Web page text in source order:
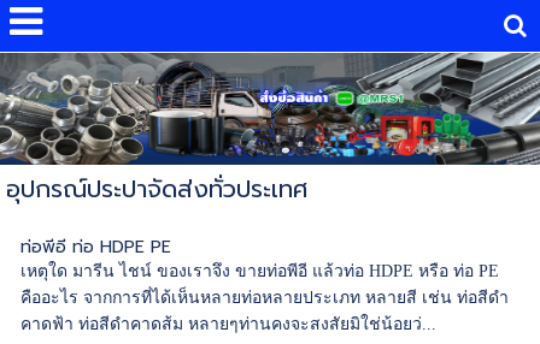
อุปกรณ์ประปาจัดส่งทั่วประเทศ
ท่อพีอี ท่อ HDPE PE
เหตุใด มารีน ไชน์ ของเราจึง ขายท่อพีอี แล้วท่อ HDPE หรือ ท่อ PE
คืออะไร จากการที่ได้เห็นหลายท่อหลายประเภท หลายสี เช่น ท่อสีดำ
คาดฟ้า ท่อสีดำคาดส้ม หลายๆท่านคงจะสงสัยมิใช่น้อยว่...